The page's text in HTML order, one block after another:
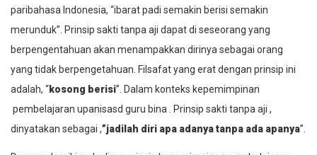
paribahasa Indonesia, “ibarat padi semakin berisi semakin
merunduk”. Prinsip sakti tanpa aji dapat di seseorang yang
berpengentahuan akan menampakkan dirinya sebagai orang
yang tidak berpengetahuan. Filsafat yang erat dengan prinsip ini
adalah, “kosong berisi”. Dalam konteks kepemimpinan
pembelajaran upanisasd guru bina . Prinsip sakti tanpa aji ,
dinyatakan sebagai ,”jadilah diri apa adanya tanpa ada apanya”.